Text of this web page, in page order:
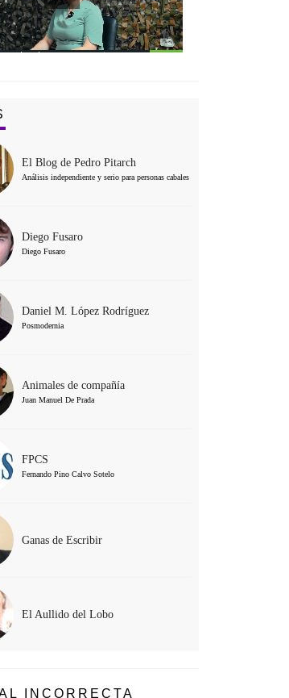
El Blog de Pedro Pitarch
Análisis independiente y serio para personas cabales
Diego Fusaro
Diego Fusaro
Daniel M. López Rodríguez
Posmodernia
Animales de compañía
Juan Manuel De Prada
FPCS
Fernando Pino Calvo Sotelo
Ganas de Escribir
El Aullido del Lobo
INCORRECTA